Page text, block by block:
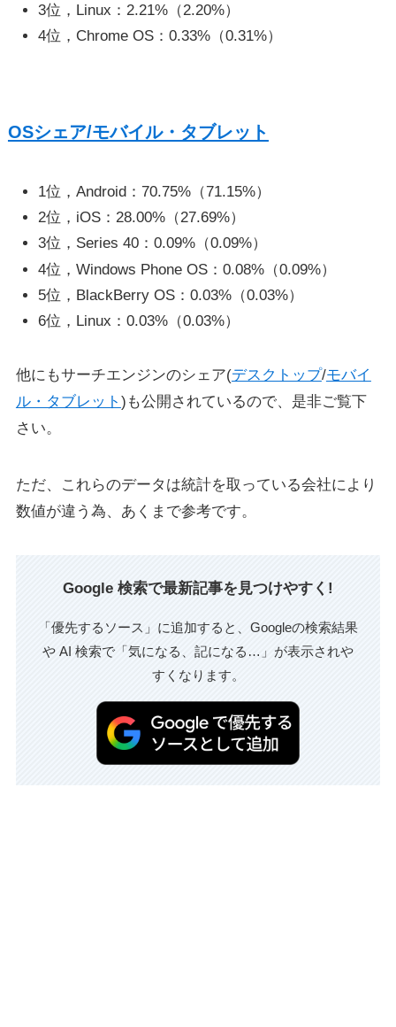
3位，Linux：2.21%（2.20%）
4位，Chrome OS：0.33%（0.31%）
OSシェア/モバイル・タブレット
1位，Android：70.75%（71.15%）
2位，iOS：28.00%（27.69%）
3位，Series 40：0.09%（0.09%）
4位，Windows Phone OS：0.08%（0.09%）
5位，BlackBerry OS：0.03%（0.03%）
6位，Linux：0.03%（0.03%）
他にもサーチエンジンのシェア(デスクトップ/モバイ
ル・タブレット )も公開されているので、是非ご覧下
さい。
ただ、これらのデータは統計を取っている会社により
数値が違う為、あくまで参考です。
Google 検索で最新記事を見つけやすく!
「優先するソース」に追加すると、Googleの検索結果
や AI 検索で「気になる、記になる…」が表示されや
すくなります。